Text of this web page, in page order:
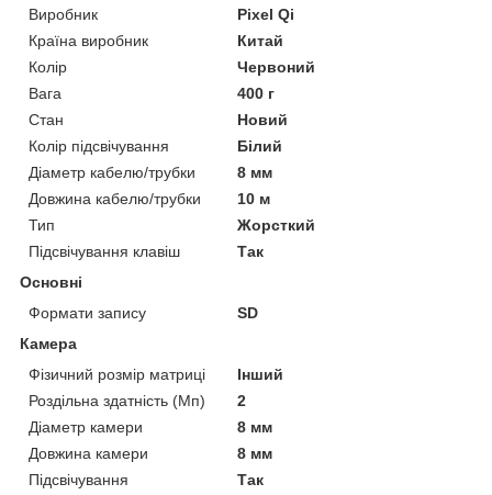
Виробник
Pixel Qi
Країна виробник
Китай
Колір
Червоний
Вага
400 г
Стан
Новий
Колір підсвічування
Білий
Діаметр кабелю/трубки
8 мм
Довжина кабелю/трубки
10 м
Тип
Жорсткий
Підсвічування клавіш
Так
Основні
Формати запису
SD
Камера
Фізичний розмір матриці
Інший
Роздільна здатність (Мп)
2
Діаметр камери
8 мм
Довжина камери
8 мм
Підсвічування
Так